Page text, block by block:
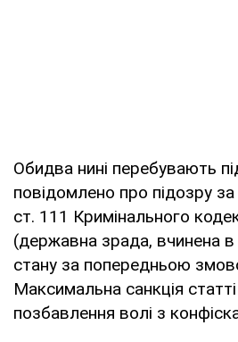
Обидва нині перебувають
повідомлено про підозру
ст. 111 Кримінального
(державна зрада, вчинена
стану за попередньою
Максимальна санкція
позбавлення волі з